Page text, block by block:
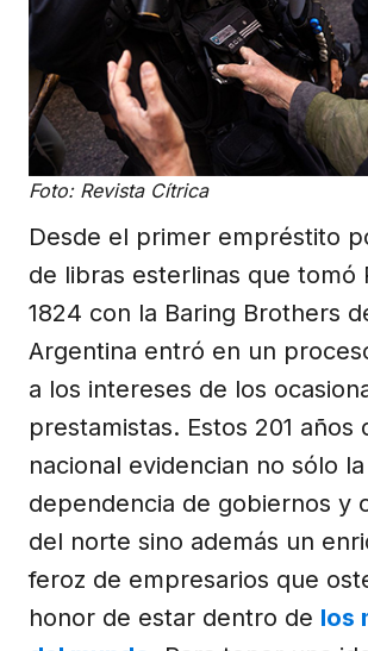
Foto: Revista Cítrica
Desde el primer empréstito
de libras esterlinas que tomó
1824 con la Baring Brothers
Argentina entró en un
a los intereses de los
prestamistas. Estos 201 años
nacional evidencian no sólo
dependencia de gobiernos y
del norte sino además un
feroz de empresarios que
honor de estar dentro de los